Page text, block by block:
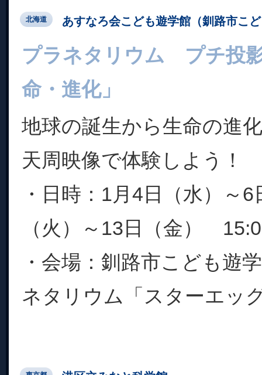
北海道 あすなろ会こども遊学館（釧路市こ
プラネタリウム プチ投
命・進化」
地球の誕生から生命の進
天周映像で体験しよう！
・日時：1月4日（水）～
（火）～13日（金）
・会場：釧路市こども
ネタリウム「スターエッ